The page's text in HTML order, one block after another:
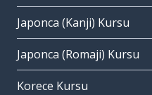
Japonca (Kanji) Kursu
Japonca (Romaji) Kursu
Korece Kursu